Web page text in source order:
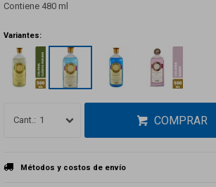
Contiene 480 ml
Variantes:
1 COMPRAR
Métodos y costos de envío